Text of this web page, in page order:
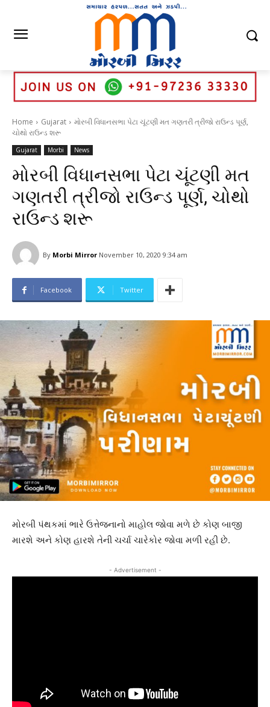
Home Gujarat
મોરબી વિધાનસભા પેટા ચૂંટણી મત ગણતરી ત્રીજો રાઉન્ડ પૂર્ણ,
ચોથો રાઉન્ડ શરૂ
Gujarat Morbi News
મોરબી વિધાનસભા પેટા ચૂંટણી મત
ગણતરી ત્રીજો રાઉન્ડ પૂર્ણ, ચોથો
રાઉન્ડ શરૂ
By Morbi Mirror November 10, 2020 9:34 am
Facebook Twitter
મોરબી પંથકમાં ભારે ઉત્તેજનાનો માહોલ જોવા મળે છે કોણ બાજી
મારશે અને કોણ હારશે તેની ચર્ચા ચારેકોર જોવા મળી રહી છે.
- Advertisement -